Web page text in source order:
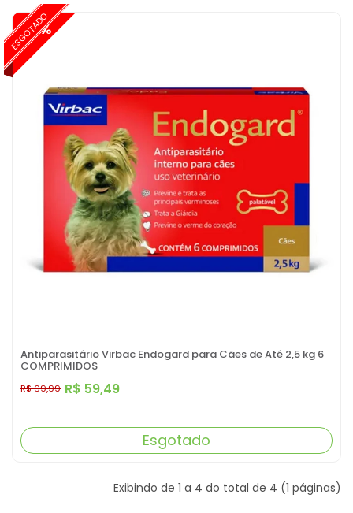
ESGOTADO
Antiparasitário Virbac Endogard para Cães de Até 2,5 kg 6
COMPRIMIDOS
R$ 59,49
R$ 69,99
-15%
Esgotado
Exibindo de 1 a 4 do total de 4 (1 páginas)